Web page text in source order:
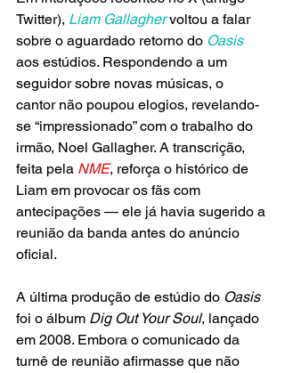
Twitter), Liam Gallagher voltou a falar
sobre o aguardado retorno do Oasis
aos estúdios. Respondendo a um
seguidor sobre novas músicas, o
cantor não poupou elogios, revelando-
se “impressionado” com o trabalho do
irmão, Noel Gallagher. A transcrição,
feita pela NME, reforça o histórico de
Liam em provocar os fãs com
antecipações — ele já havia sugerido a
reunião da banda antes do anúncio
oficial.
A última produção de estúdio do Oasis
foi o álbum Dig Out Your Soul, lançado
em 2008. Embora o comunicado da
turnê de reunião afirmasse que não